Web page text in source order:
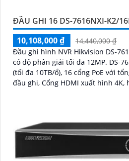
ĐẦU GHI 16 DS-7616NXI-K2/
10,108,000 ₫
14,440,000 ₫
Đầu ghi hình NVR Hikvision DS-
có độ phân giải tối đa 12MP. DS-7616NXI-K2/16P(D) tích hợp 2 ổ cứng
(tối đa 10TB/ổ), 16 cổng PoE với
đầu ghi, Cổng HDMI xuất hình